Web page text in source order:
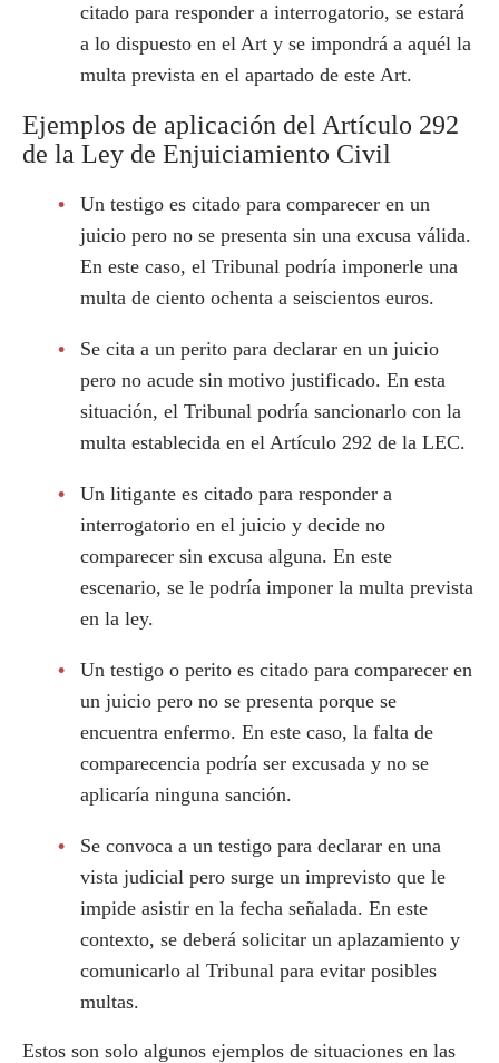
citado para responder a interrogatorio, se estará
a lo dispuesto en el Art y se impondrá a aquél la
multa prevista en el apartado de este Art.
Ejemplos de aplicación del Artículo 292
de la Ley de Enjuiciamiento Civil
Un testigo es citado para comparecer en un
juicio pero no se presenta sin una excusa válida.
En este caso, el Tribunal podría imponerle una
multa de ciento ochenta a seiscientos euros.
Se cita a un perito para declarar en un juicio
pero no acude sin motivo justificado. En esta
situación, el Tribunal podría sancionarlo con la
multa establecida en el Artículo 292 de la LEC.
Un litigante es citado para responder a
interrogatorio en el juicio y decide no
comparecer sin excusa alguna. En este
escenario, se le podría imponer la multa prevista
en la ley.
Un testigo o perito es citado para comparecer en
un juicio pero no se presenta porque se
encuentra enfermo. En este caso, la falta de
comparecencia podría ser excusada y no se
aplicaría ninguna sanción.
Se convoca a un testigo para declarar en una
vista judicial pero surge un imprevisto que le
impide asistir en la fecha señalada. En este
contexto, se deberá solicitar un aplazamiento y
comunicarlo al Tribunal para evitar posibles
multas.
Estos son solo algunos ejemplos de situaciones en las